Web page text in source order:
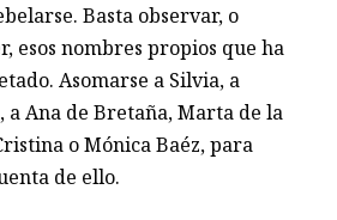
Basta observar, o
esos nombres propios que ha
Asomarse a Silvia, a
a Ana de Bretaña, Marta de la
o Mónica Baéz, para
de ello.